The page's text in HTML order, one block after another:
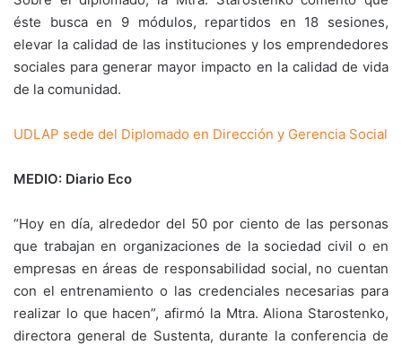
éste busca en 9 módulos, repartidos en 18 sesiones,
elevar la calidad de las instituciones y los emprendedores
sociales para generar mayor impacto en la calidad de vida
de la comunidad.
UDLAP sede del Diplomado en Dirección y Gerencia Social
MEDIO: Diario Eco
“Hoy en día, alrededor del 50 por ciento de las personas
que trabajan en organizaciones de la sociedad civil o en
empresas en áreas de responsabilidad social, no cuentan
con el entrenamiento o las credenciales necesarias para
realizar lo que hacen”, afirmó la Mtra. Aliona Starostenko,
directora general de Sustenta, durante la conferencia de